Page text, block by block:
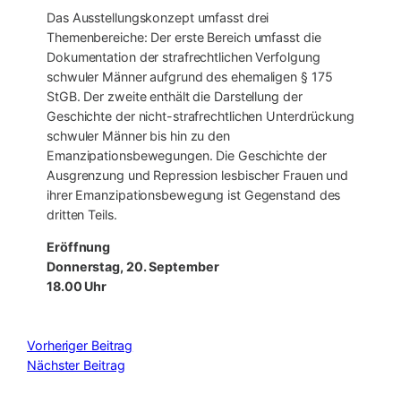
Das Ausstellungskonzept umfasst drei
Themenbereiche: Der erste Bereich umfasst die
Dokumentation der strafrechtlichen Verfolgung
schwuler Männer aufgrund des ehemaligen § 175
StGB. Der zweite enthält die Darstellung der
Geschichte der nicht-strafrechtlichen Unterdrückung
schwuler Männer bis hin zu den
Emanzipationsbewegungen. Die Geschichte der
Ausgrenzung und Repression lesbischer Frauen und
ihrer Emanzipationsbewegung ist Gegenstand des
dritten Teils.
Eröffnung
Donnerstag, 20. September
18.00 Uhr
Vorheriger Beitrag
Nächster Beitrag